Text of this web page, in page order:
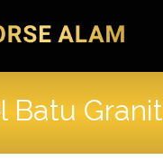
Batu Granit